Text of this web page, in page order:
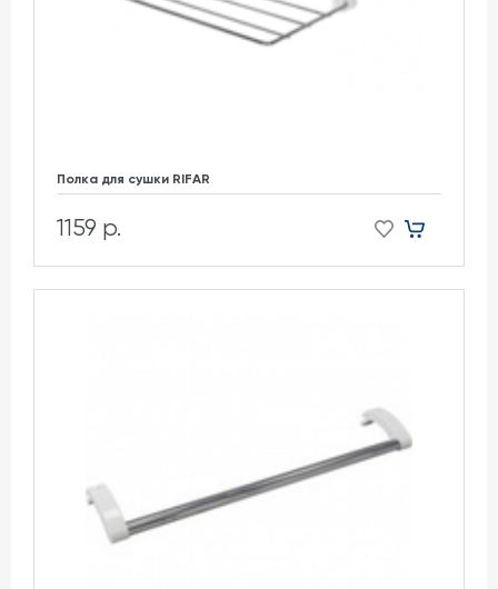
Полка для сушки RIFAR
1159 р.